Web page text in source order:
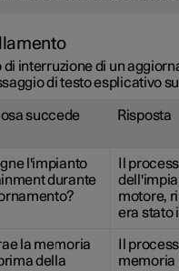
di interruzione di un
di testo esplicativo
succede Risposta
l'impianto
durante
Il
motore,
era stato
la memoria
della
Il
memoria